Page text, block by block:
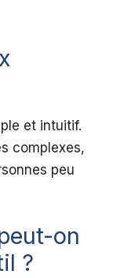
et intuitif.
complexes,
peu
on
?